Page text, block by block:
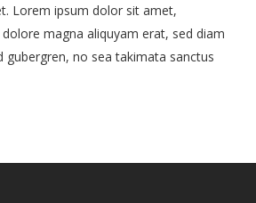
Lorem ipsum dolor sit amet,
magna aliquyam erat, sed diam
no sea takimata sanctus